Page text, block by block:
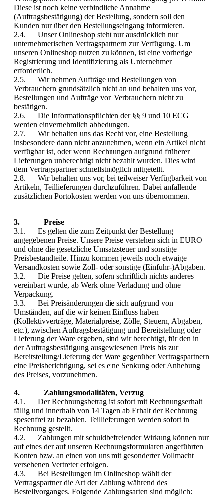
Diese ist noch keine verbindliche Annahme
(Auftragsbestätigung) der Bestellung, sondern soll den
Kunden nur über den Bestellungseingang informieren.
2.4. Unser Onlineshop steht nur ausdrücklich nur
unternehmerischen Vertragspartnern zur Verfügung. Um
unseren Onlineshop nutzen zu können, ist eine vorherige
Registrierung und Identifizierung als Unternehmer
erforderlich.
2.5. Wir nehmen Aufträge und Bestellungen von
Verbrauchern grundsätzlich nicht an und behalten uns vor,
Bestellungen und Aufträge von Verbrauchern nicht zu
bestätigen.
2.6. Die Informationspflichten der §§ 9 und 10 ECG
werden einvernehmlich abbedungen.
2.7. Wir behalten uns das Recht vor, eine Bestellung
insbesondere dann nicht anzunehmen, wenn ein Artikel nicht
verfügbar ist, oder wenn Rechnungen aufgrund früherer
Lieferungen unberechtigt nicht bezahlt wurden. Dies wird
dem Vertragspartner schnellstmöglich mitgeteilt.
2.8. Wir behalten uns vor, bei teilweiser Verfügbarkeit von
Artikeln, Teillieferungen durchzuführen. Dabei anfallende
zusätzlichen Portokosten werden von uns übernommen.
3. Preise
3.1. Es gelten die zum Zeitpunkt der Bestellung
angegebenen Preise. Unsere Preise verstehen sich in EURO
und ohne die gesetzliche Umsatzsteuer und sonstige
Preisbestandteile. Hinzu kommen jeweils noch etwaige
Versandkosten sowie Zoll- oder sonstige (Einfuhr-)Abgaben.
3.2. Die Preise gelten, sofern schriftlich nichts anderes
vereinbart wurde, ab Werk ohne Verladung und ohne
Verpackung.
3.3. Bei Preisänderungen die sich aufgrund von
Umständen, auf die wir keinen Einfluss haben
(Kollektivverträge, Materialpreise, Zölle, Steuern, Abgaben,
etc.), zwischen Auftragsbestätigung und Bereitstellung oder
Lieferung der Ware ergeben, sind wir berechtigt, für den in
der Auftragsbestätigung ausgewiesenen Preis bis zur
Bereitstellung/Lieferung der Ware gegenüber Vertragspartnern
eine Preisberichtigung, sei es eine Senkung oder Anhebung
des Preises, vorzunehmen.
4. Zahlungsmodalitäten, Verzug
4.1. Der Rechnungsbetrag ist sofort mit Rechnungserhalt
fällig und innerhalb von 14 Tagen ab Erhalt der Rechnung
spesenfrei zu bezahlen. Teillieferungen werden sofort in
Rechnung gestellt.
4.2. Zahlungen mit schuldbefreiender Wirkung können nur
auf eines der auf unseren Rechnungsformularen angeführten
Konten bzw. an einen von uns mit gesonderter Vollmacht
versehenen Vertreter erfolgen.
4.3. Bei Bestellungen im Onlineshop wählt der
Vertragspartner die Art der Zahlung während des
Bestellvorganges. Folgende Zahlungsarten sind möglich: